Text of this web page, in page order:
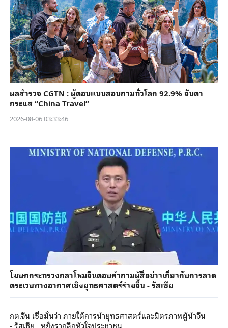
ผลสำรวจ CGTN : ผู้ตอบแบบสอบถามทั่วโลก 92.9% จับตา
กระแส “China Travel”
2026-08-06 03:33:46
โฆษกกระทรวงกลาโหมจีนตอบคำถามผู้สื่อข่าวเกี่ยวกับการลาด
ตระเวนทางอากาศเชิงยุทธศาสตร์ร่วมจีน - รัสเซีย
กต.จีน เชื่อมั่นว่า ภายใต้การนำยุทธศาสตร์และมิตรภาพผู้นำจีน